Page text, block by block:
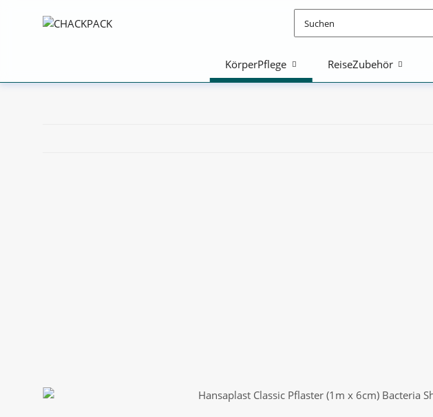
KörperPflege ReiseZubehör